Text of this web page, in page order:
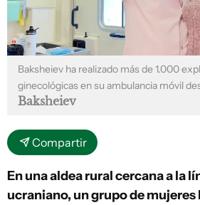
Baksheiev ha realizado más de 1.000
ginecológicas en su ambulancia móvil
Baksheiev
Compartir
En una aldea rural cercana a la
ucraniano, un grupo de mujeres